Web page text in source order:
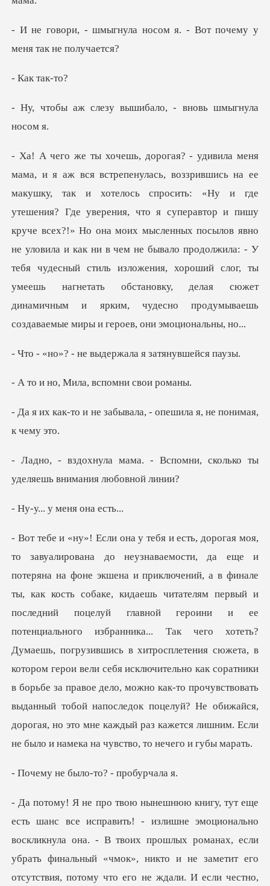
а носом я. - Вот почему
к та
зу вышибало, - вно
уверения, что я суперавтор и пишу
круче всех?!» Но она моих мысленных посылов явно
не уловила и как ни в чем не бывало продолжила: - У
тебя чудесный стиль из
не выдержала я з
Мила, вспомни
забывала, - опешила я,
- Вспомни, сколько ты
уделя
у меня о
и
последний поцелуй главной героини и ее
потенциального избранника... Так чего хотеть?
Думаешь, погрузившись в хитросплетения сюжета, в
котором герои вели себя исключительно как соратники
в борьбе
было-то? - п
льный «чмок», никто и не заметит его
отсутствия, потому что его не ждали. И если честно,